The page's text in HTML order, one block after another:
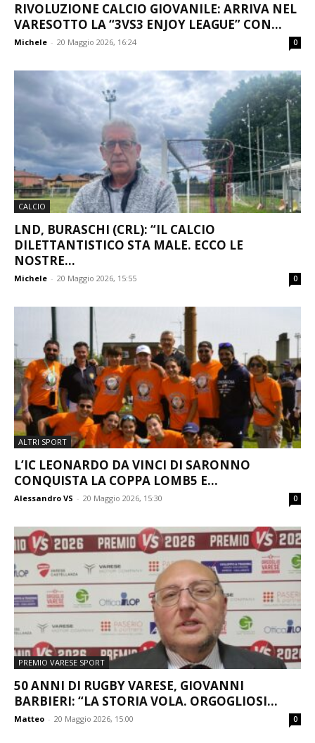
RIVOLUZIONE CALCIO GIOVANILE: ARRIVA NEL
VARESOTTO LA “3VS3 ENJOY LEAGUE” CON...
Michele - 20 Maggio 2026, 16:24 0
CALCIO
LND, BURASCHI (CRL): “IL CALCIO
DILETTANTISTICO STA MALE. ECCO LE
NOSTRE...
Michele - 20 Maggio 2026, 15:55 0
ALTRI SPORT
L’IC LEONARDO DA VINCI DI SARONNO
CONQUISTA LA COPPA LOMB5 E...
Alessandro VS - 20 Maggio 2026, 15:30 0
PREMIO VARESE SPORT
50 ANNI DI RUGBY VARESE, GIOVANNI
BARBIERI: “LA STORIA VOLA. ORGOGLIOSI...
Matteo - 20 Maggio 2026, 15:00 0